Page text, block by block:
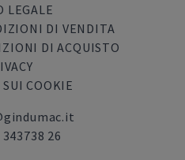
LEGALE
DI VENDITA
DI ACQUISTO
COOKIE
26